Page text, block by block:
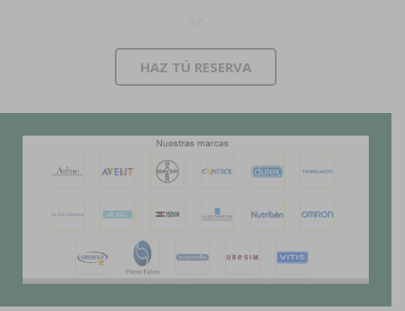
HAZ TÚ RESERVA